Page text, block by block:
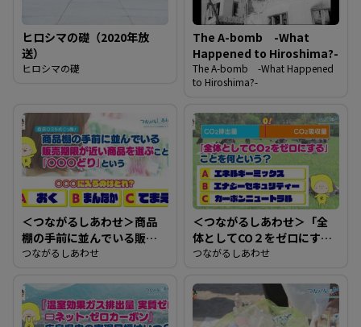
ヒロシマの礎（2020年放
送）
ヒロシマの礎
The A-bomb -What
Happened to Hiroshima?-
The A-bomb -What Happened
to Hiroshima?-
＜つながるしあわせ＞商品
棚の手前に並んでいる販売
期限が近い商品を選ぶこと
○○○に入るのはどれ？
つながるしあわせ
＜つながるしあわせ＞「全
体としてCO２をゼロにす
る」ことを何という？
つながるしあわせ